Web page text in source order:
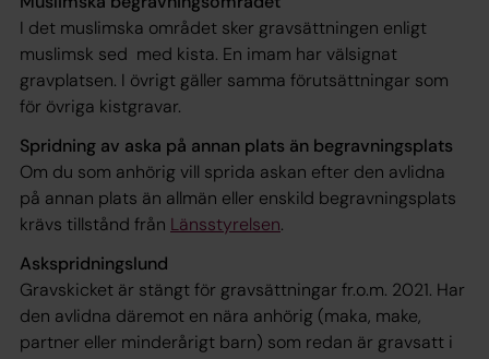
I det muslimska området sker gravsättningen enligt
muslimsk sed med kista. En imam har välsignat
gravplatsen. I övrigt gäller samma förutsättningar som
för övriga kistgravar.
Spridning av aska på annan plats än begravningsplats
Om du som anhörig vill sprida askan efter den avlidna
på annan plats än allmän eller enskild begravningsplats
krävs tillstånd från Länsstyrelsen.
Askspridningslund
Gravskicket är stängt för gravsättningar fr.o.m. 2021. Har
den avlidna däremot en nära anhörig (maka, make,
partner eller minderårigt barn) som redan är gravsatt i